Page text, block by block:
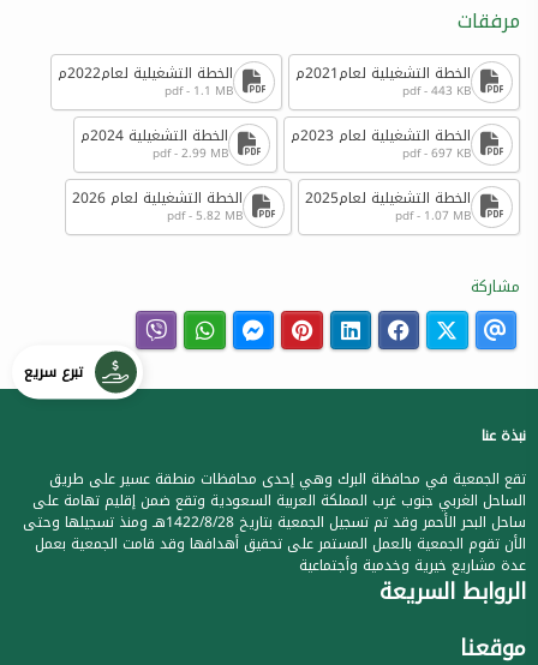
مرفقات
الخطة التشغيلية لعام2021م
pdf - 443 KB
الخطة التشغيلية لعام2022م
pdf - 1.1 MB
الخطة التشغيلية لعام 2023م
pdf - 697 KB
الخطة التشغيلية 2024م
pdf - 2.99 MB
الخطة التشغيلية لعام2025
pdf - 1.07 MB
الخطة التشغيلية لعام 2026
pdf - 5.82 MB
مشاركة
نبذة عنا
تقع الجمعية في محافظة البرك وهي إحدى محافظات منطقة عسير على طريق
الساحل الغربي جنوب غرب المملكة العربية السعودية وتقع ضمن إقليم تهامة على
ساحل البحر الأحمر وقد تم تسجيل الجمعية بتاريخ 1422/8/28هـ ومنذ تسجيلها وحتى
الأن تقوم الجمعية بالعمل المستمر على تحقيق أهدافها وقد قامت الجمعية بعمل
عدة مشاريع خيرية وخدمية وأجتماعية
الروابط السريعة
موقعنا
تبرع سريع